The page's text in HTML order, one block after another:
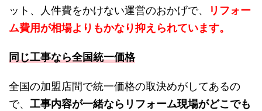
ット、人件費をかけない運営のおかげで、
リフォー
ム費用が相場よりもかなり抑えられています。
同じ工事なら全国統一価格
全国の加盟店間で統一価格の取決めがしてあるの
で、 工事内容が一緒ならリフォーム現場がどこでも